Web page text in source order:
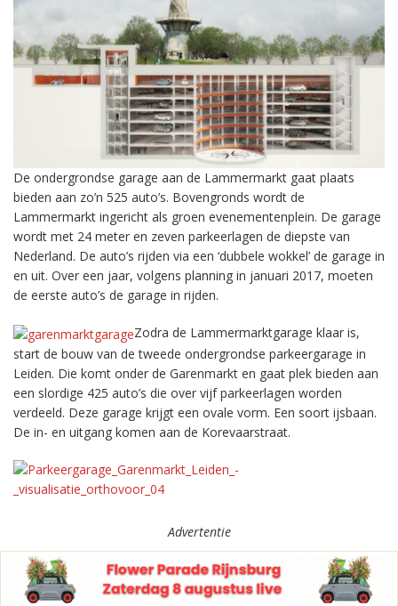
De ondergrondse garage aan de Lammermarkt gaat plaats
bieden aan zo’n 525 auto’s. Bovengronds wordt de
Lammermarkt ingericht als groen evenementenplein. De garage
wordt met 24 meter en zeven parkeerlagen de diepste van
Nederland. De auto’s rijden via een ‘dubbele wokkel’ de garage in
en uit. Over een jaar, volgens planning in januari 2017, moeten
de eerste auto’s de garage in rijden.
Zodra de Lammermarktgarage klaar is,
start de bouw van de tweede ondergrondse parkeergarage in
Leiden. Die komt onder de Garenmarkt en gaat plek bieden aan
een slordige 425 auto’s die over vijf parkeerlagen worden
verdeeld. Deze garage krijgt een ovale vorm. Een soort ijsbaan.
De in- en uitgang komen aan de Korevaarstraat.
Advertentie